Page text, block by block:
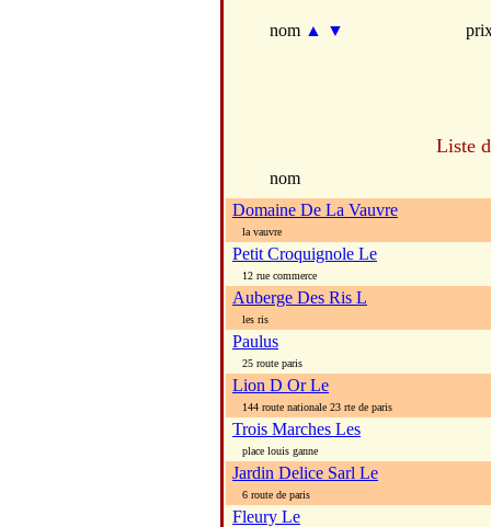
nom ▲ ▼
Liste
nom
Domaine De La Vauvre
la vauvre
Petit Croquignole Le
12 rue commerce
Auberge Des Ris L
les ris
Paulus
25 route paris
Lion D Or Le
144 route nationale 23 rte de paris
Trois Marches Les
place louis ganne
Jardin Delice Sarl Le
6 route de paris
Fleury Le